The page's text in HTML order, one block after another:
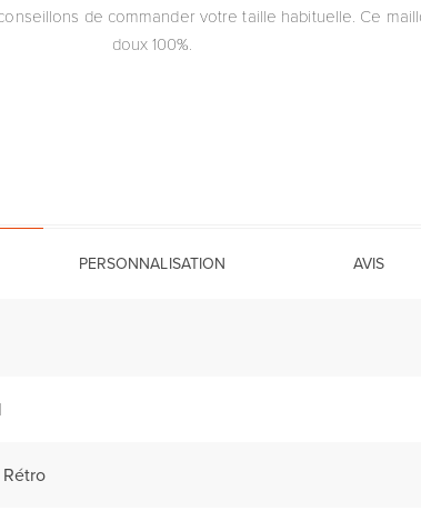
de commander votre taille habituelle. Ce
doux 100%.
PERSONNALISATION AVIS